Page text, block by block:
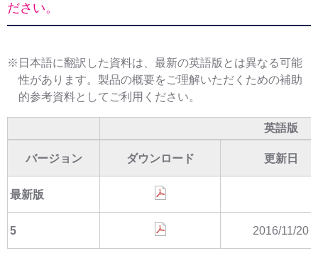
ださい。
※日本語に翻訳した資料は、最新の英語版とは異なる可能
性があります。製品の概要をご理解いただくための補助
的参考資料としてご利用ください。
英語版
バージョン ダウンロード 更新日
最新版
5 2016/11/20